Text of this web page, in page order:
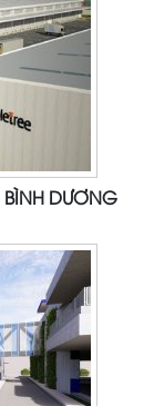
BÌNH DƯƠNG